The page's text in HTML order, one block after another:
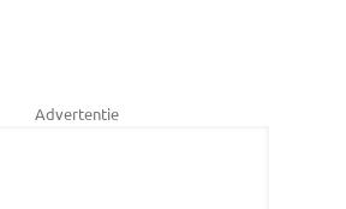
Advertentie